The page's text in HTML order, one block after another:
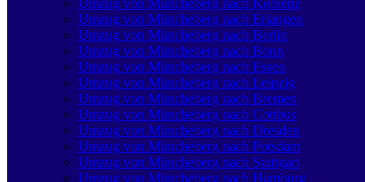
Umzug von Müncheberg nach Koblenz
Umzug von Müncheberg nach Erlangen
Umzug von Müncheberg nach Berlin
Umzug von Müncheberg nach Bonn
Umzug von Müncheberg nach Essen
Umzug von Müncheberg nach Leipzig
Umzug von Müncheberg nach Bremen
Umzug von Müncheberg nach Cottbus
Umzug von Müncheberg nach Dresden
Umzug von Müncheberg nach Potsdam
Umzug von Müncheberg nach Stuttgart
Umzug von Müncheberg nach Hamburg